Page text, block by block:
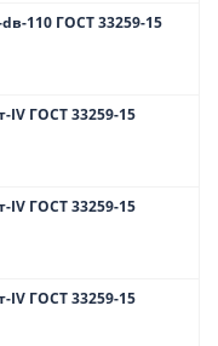
110 ГОСТ 33259-15
IV ГОСТ 33259-15
IV ГОСТ 33259-15
IV ГОСТ 33259-15